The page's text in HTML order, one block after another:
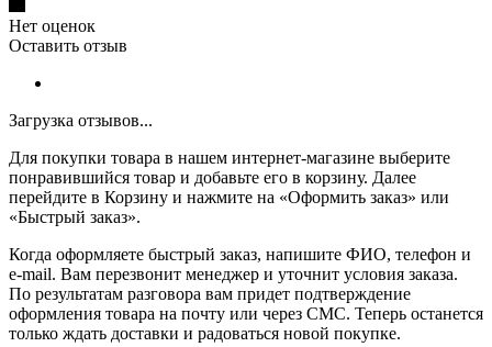
Нет оценок
Оставить отзыв
Загрузка отзывов...
Для покупки товара в нашем интернет-магазине выберите
понравившийся товар и добавьте его в корзину. Далее
перейдите в Корзину и нажмите на «Оформить заказ» или
«Быстрый заказ».
Когда оформляете быстрый заказ, напишите ФИО, телефон и
e-mail. Вам перезвонит менеджер и уточнит условия заказа.
По результатам разговора вам придет подтверждение
оформления товара на почту или через СМС. Теперь останется
только ждать доставки и радоваться новой покупке.